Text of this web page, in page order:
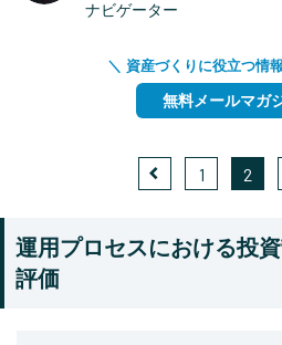
ナビゲーター
＼ 資産づくりに役立つ情
無料メールマガ
1 2
運用プロセスにおける投
評価